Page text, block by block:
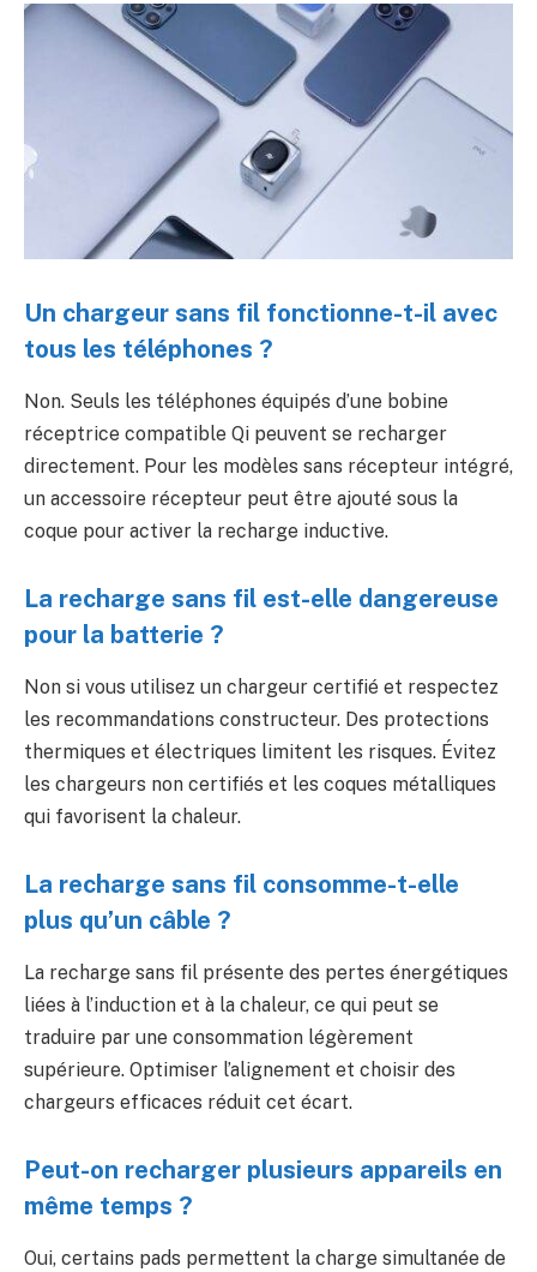
Un chargeur sans fil fonctionne-t-il avec
tous les téléphones ?
Non. Seuls les téléphones équipés d’une bobine
réceptrice compatible Qi peuvent se recharger
directement. Pour les modèles sans récepteur intégré,
un accessoire récepteur peut être ajouté sous la
coque pour activer la recharge inductive.
La recharge sans fil est-elle dangereuse
pour la batterie ?
Non si vous utilisez un chargeur certifié et respectez
les recommandations constructeur. Des protections
thermiques et électriques limitent les risques. Évitez
les chargeurs non certifiés et les coques métalliques
qui favorisent la chaleur.
La recharge sans fil consomme-t-elle
plus qu’un câble ?
La recharge sans fil présente des pertes énergétiques
liées à l’induction et à la chaleur, ce qui peut se
traduire par une consommation légèrement
supérieure. Optimiser l’alignement et choisir des
chargeurs efficaces réduit cet écart.
Peut-on recharger plusieurs appareils en
même temps ?
Oui, certains pads permettent la charge simultanée de